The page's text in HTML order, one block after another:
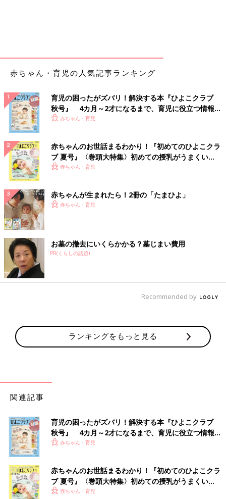
たりもするので、お互いさまです！」（toonca101）
◾️1ヶ月半の里帰りは5万円
「金額は滞在期間によりますが1ヶ月半の里帰りで5万円渡しまし
た。帰る日にお世話になりましたと言って渡します。早めに渡す
と、お土産として何か渡されてしまうので。現金とは別にお土産
として1,000円～3,000円くらいの日持ちするお菓子用意していま
す」（ちぃちゃん）
◾️3ヶ月の里帰りの時は10万円
「数泊だったら渡していませんが、里帰りのように何ヶ月も滞在
する場合は受け取ってくれるくれない関係なしに、用意して渡し
ています。祖父母宅に3ヶ月程里帰りした時は、最初に『これか
らお世話になります』と10万円を渡しました。また、年末年始に
夫も1、2週間ほど滞在していたので、その時には菓子折りを渡し
ました」（Maria）
◾️月単位は現金を渡すことも
「里帰りなど月単位で泊まる時は現金を渡したが、1週間程度の
宿泊なら、手土産だけで現金は渡していません」（かぴこ）
「1ヶ月ほど里帰りした時は渡しましたが、それ以外は払ってい
ポチ袋に入れて、最後の玄関を出る時に渡しました」（はるた
ん）
るので1万～2万円渡して、あとは外食に連れていきます」
「ケーキや、少し豪華なランチなど、相手が喜ぶ物を渡すように
しています。たくさんしてもらっているので、母・父の日や誕生
日などのイベントもかかさずにしています」（しろくま）
経済的負担が大きい場合は、『渡したいけど、ごめ
んね』的なエクスキューズを入れて、代替策を講じ
るのも有り！
赤ちゃん・育児の人気記事ランキング
育児の困ったがズバリ！解決する本『ひよこクラブ
秋号』 4カ月～2才になるまで、育児に役立つ情報が
いっぱい！
赤ちゃん・育児
赤ちゃんのお世話まるわかり！『初めてのひよこクラ
ブ 夏号』〈巻頭大特集〉初めての授乳がうまくい
く！ おっぱい・ミルクの基本と夏のトラブル 解決テ
赤ちゃん・育児
赤ちゃんが生まれたら！2冊の「たまひよ」
赤ちゃん・育児
お墓の撤去にいくらかかる？墓じまい費用
PR(くらしの話題)
Recommended by
ランキングをもっと見る
関連記事
育児の困ったがズバリ！解決する本『ひよこクラブ
秋号』 4カ月～2才になるまで、育児に役立つ情報が
いっぱい！
赤ちゃん・育児
赤ちゃんのお世話まるわかり！『初めてのひよこクラ
ブ 夏号』〈巻頭大特集〉初めての授乳がうまくい
く！ おっぱい・ミルクの基本と夏のトラブル 解決テ
赤ちゃん・育児